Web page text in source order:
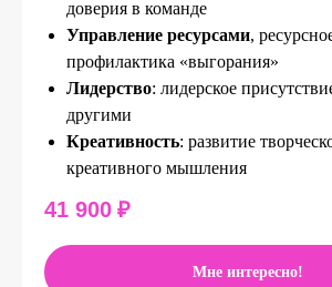
доверия в команде
Управление ресурсами,
профилактика «выгорания»
Лидерство: лидерское
другими
Креативность: развитие
креативного мышления
41 900 ₽
Мне интересно!